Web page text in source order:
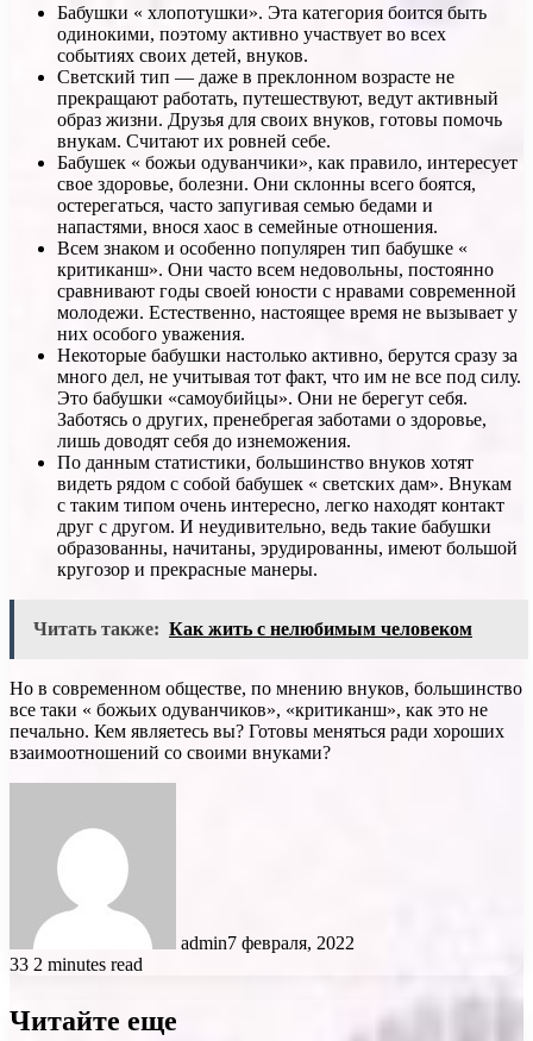
Бабушки « хлопотушки». Эта категория боится быть
одинокими, поэтому активно участвует во всех
событиях своих детей, внуков.
Светский тип — даже в преклонном возрасте не
прекращают работать, путешествуют, ведут активный
образ жизни. Друзья для своих внуков, готовы помочь
внукам. Считают их ровней себе.
Бабушек « божьи одуванчики», как правило, интересует
свое здоровье, болезни. Они склонны всего боятся,
остерегаться, часто запугивая семью бедами и
напастями, внося хаос в семейные отношения.
Всем знаком и особенно популярен тип бабушке «
критиканш». Они часто всем недовольны, постоянно
сравнивают годы своей юности с нравами современной
молодежи. Естественно, настоящее время не вызывает у
них особого уважения.
Некоторые бабушки настолько активно, берутся сразу за
много дел, не учитывая тот факт, что им не все под силу.
Это бабушки «самоубийцы». Они не берегут себя.
Заботясь о других, пренебрегая заботами о здоровье,
лишь доводят себя до изнеможения.
По данным статистики, большинство внуков хотят
видеть рядом с собой бабушек « светских дам». Внукам
с таким типом очень интересно, легко находят контакт
друг с другом. И неудивительно, ведь такие бабушки
образованны, начитаны, эрудированны, имеют большой
кругозор и прекрасные манеры.
Читать также: Как жить с нелюбимым человеком
Но в современном обществе, по мнению внуков, большинство
все таки « божьих одуванчиков», «критиканш», как это не
печально. Кем являетесь вы? Готовы меняться ради хороших
взаимоотношений со своими внуками?
admin7 февраля, 2022
33 2 minutes read
Читайте еще